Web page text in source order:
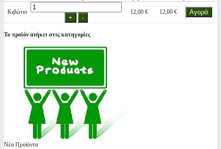
Κιβώτιο 12,00 € 12,00 €
Το προϊόν ανήκει στις κατηγορίες
Νέα Προϊόντα